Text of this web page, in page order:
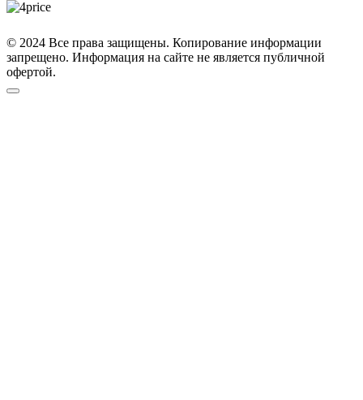
© 2024 Все права защищены. Копирование информации
запрещено. Информация на сайте не является публичной
офертой.